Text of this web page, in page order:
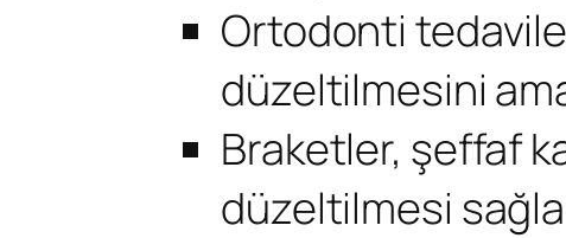
Ortodonti
düzeltilmesini
Braketler, şeffaf
düzeltilmesi